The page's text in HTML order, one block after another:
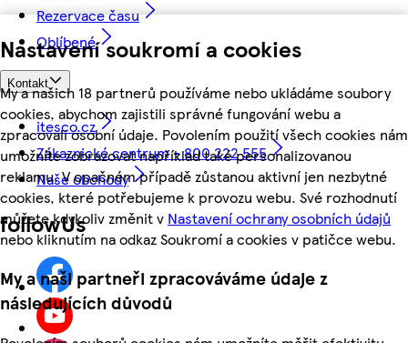
Nastavení soukromí a cookies
My a našich 18 partnerů používáme nebo ukládáme soubory
cookies, abychom zajistili správné fungování webu a
zpracovali osobní údaje. Povolením použití všech cookies nám
umožníte zobrazovat například také personalizovanou
reklamu. V opačném případě zůstanou aktivní jen nezbytné
cookies, které potřebujeme k provozu webu. Své rozhodnutí
můžete kdykoliv změnit v Nastavení ochrany osobních údajů
nebo kliknutím na odkaz Soukromí a cookies v patičce webu.
My a naši partneři zpracováváme údaje z
následujících důvodů
Rezervace času
Oblíbené
Kontakt
itesco.cz
Zákaznické centrum - 800 222 555
Naše obchody
followUs